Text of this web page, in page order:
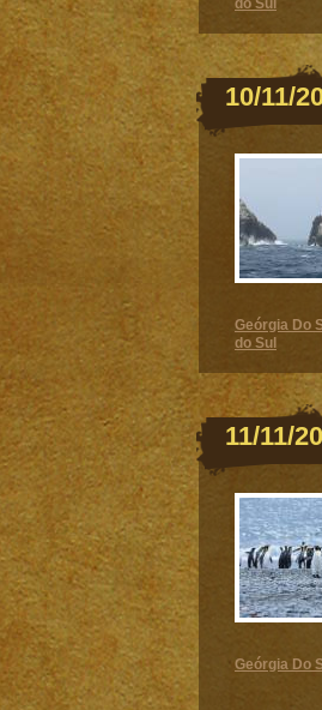
do Sul
10/11/
Geórgia Do
do Sul
11/11/
Geórgia Do